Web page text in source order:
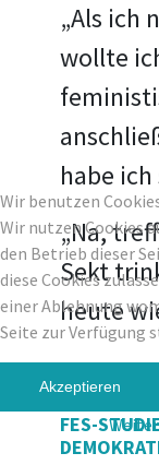
„Als ich
wollte
habe
„Na,
Sekt
heute
...
FES-
Wir benutzen
Wir nutzen Cookies
den Betrieb dieser
diese Cookies
einer Ablehnung
Seite zur Verfügung
Akzeptieren